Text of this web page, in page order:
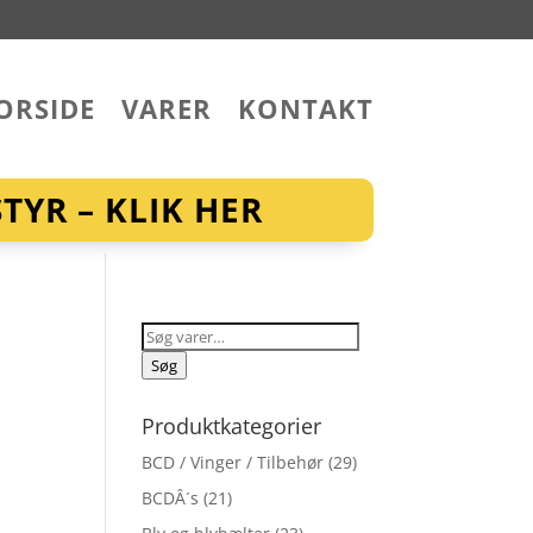
VARER KONTAKT
– KLIK HER
Søg
efter:
Søg
Produktkategorier
BCD / Vinger / Tilbehør (29)
BCDÂ´s (21)